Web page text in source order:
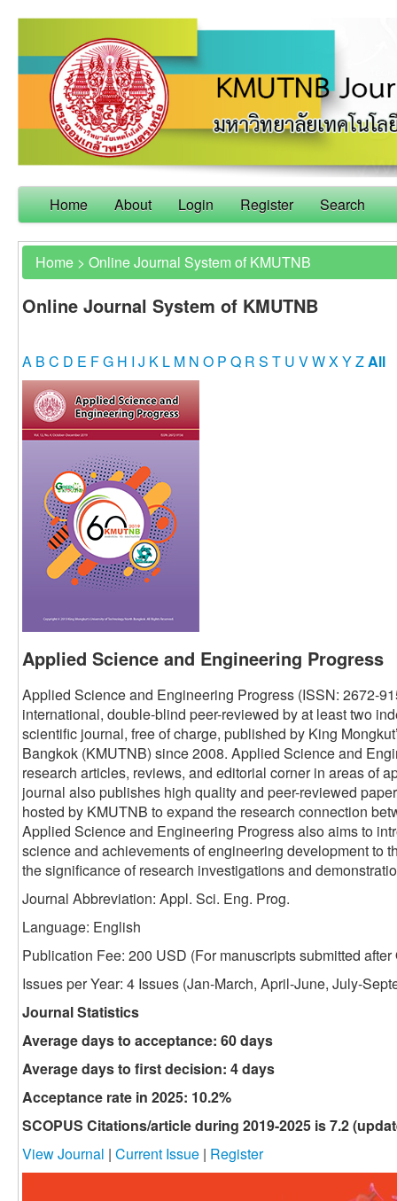
Home About Login Register Search
Home > Online Journal System of KMUTNB
Online Journal System of KMUTNB
A B C D E FG H I J K L M N O P Q R S T U VWXYZAll
Applied Science and Engineering Progress
Applied Science and Engineering Progress (ISSN: 2672-
international, double-blind peer-reviewed by at least two
scientific journal, free of charge, published by King
Bangkok (KMUTNB) since 2008. Applied Science and
research articles, reviews, and editorial corner in areas of
journal also publishes high quality and peer-reviewed
hosted by KMUTNB to expand the research connection
Applied Science and Engineering Progress also aims to
science and achievements of engineering development to
the significance of research investigations and
Journal Abbreviation: Appl. Sci. Eng. Prog.
Language: English
Publication Fee: 200 USD (For manuscripts submitted after
Issues per Year: 4 Issues (Jan-March, April-June, July-
Journal Statistics
Average days to acceptance: 60 days
Average days to first decision: 4 days
Acceptance rate in 2025: 10.2%
SCOPUS Citations/article during 2019-2025 is 7.2
View Journal | Current Issue | Register